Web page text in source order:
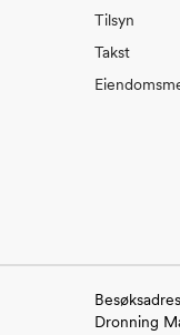
Tilsyn
Takst
Dronning